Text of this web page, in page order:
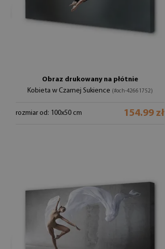
Obraz drukowany na płótnie
Kobieta w Czarnej Sukience (#och-42661752)
rozmiar od: 100x50 cm 154.99 zł